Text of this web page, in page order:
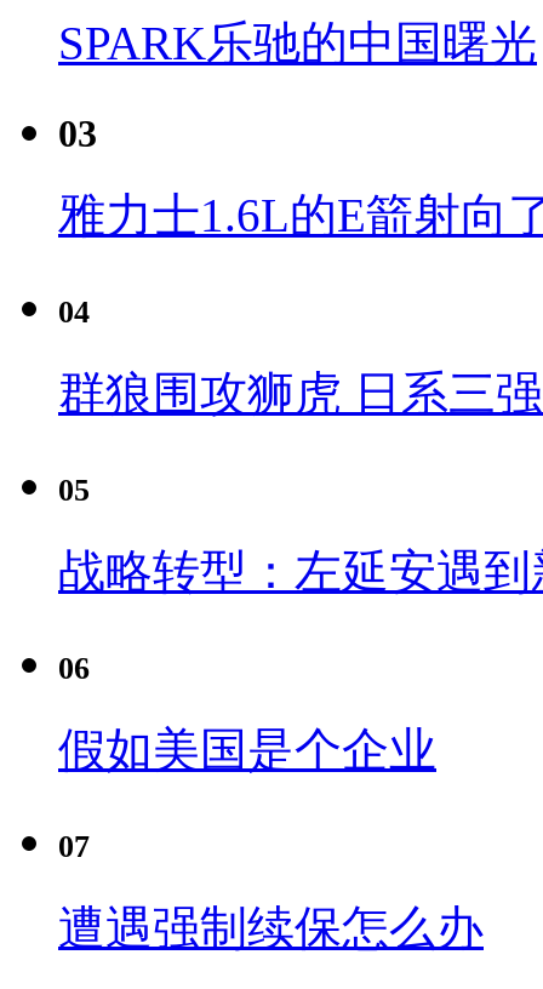
SPARK乐驰的中国曙光
03
雅力士1.6L的E箭射向
04
群狼围攻狮虎 日系三
05
战略转型：左延安遇
06
假如美国是个企业
07
遭遇强制续保怎么办